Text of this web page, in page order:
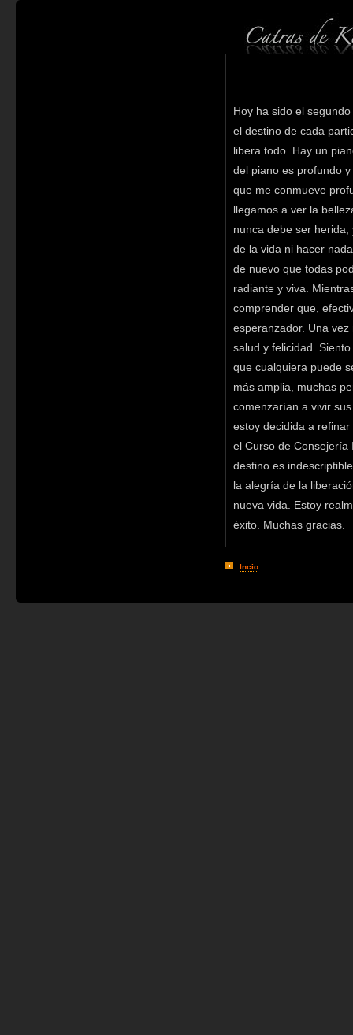
Hoy ha sido el
el destino de cada
libera todo. Hay un
del piano es profundo
que me conmueve
llegamos a ver la
nunca debe ser
de la vida ni hacer
de nuevo que todas
radiante y viva.
comprender que,
esperanzador. Una
salud y felicidad.
que cualquiera puede
más amplia, muchas
comenzarían a vivir
estoy decidida a
el Curso de Consejería
destino es
la alegría de la
nueva vida. Estoy
éxito. Muchas gracias.
Incio